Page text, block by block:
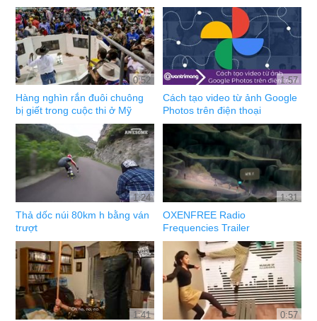
0:52
Hàng nghìn rắn đuôi chuông
bị giết trong cuộc thi ở Mỹ
1:57
Cách tạo video từ ảnh Google
Photos trên điện thoại
1:24
Thả dốc núi 80km h bằng ván
trượt
1:31
OXENFREE Radio
Frequencies Trailer
1:41 0:57